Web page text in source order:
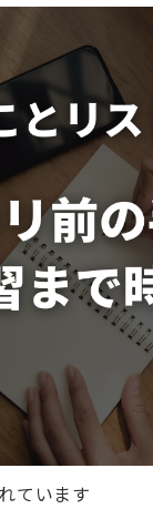
ています